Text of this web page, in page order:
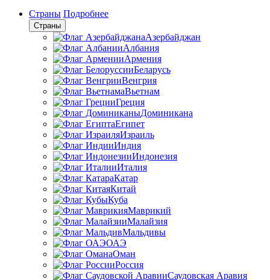
Страны Подробнее
Страны
Азербайджан
Албания
Армения
Беларусь
Венгрия
Вьетнам
Греция
Доминикана
Египет
Израиль
Индия
Индонезия
Италия
Катар
Китай
Куба
Маврикий
Малайзия
Мальдивы
ОАЭ
Оман
Россия
Саудовская Аравия